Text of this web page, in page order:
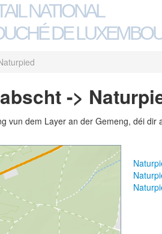
NATIONAL
DE
->
vun dem Layer an der Gemeng, déi